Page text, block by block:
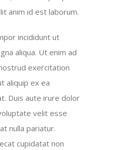
anim id est laborum.
incididunt ut
aliqua. Ut enim ad
exercitation
aliquip ex ea
Duis aute irure dolor
velit esse
nulla pariatur.
cupidatat non